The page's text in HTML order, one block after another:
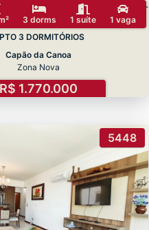
3 dorms 1 suíte
1 vaga
3 DORMITÓRIOS
Capão da Canoa
Zona Nova
R$ 1.770.000
5448